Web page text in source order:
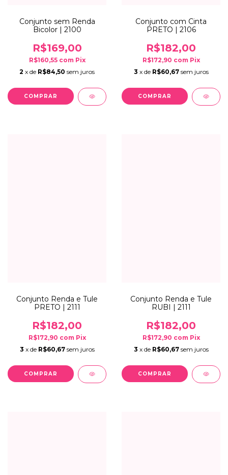
Conjunto sem Renda
Bicolor | 2100
R$169,00
R$160,55 com Pix
2 x de R$84,50 sem juros
COMPRAR
Conjunto com Cinta
PRETO | 2106
R$182,00
R$172,90 com Pix
3 x de R$60,67 sem juros
COMPRAR
Conjunto Renda e Tule
PRETO | 2111
R$182,00
R$172,90 com Pix
3 x de R$60,67 sem juros
COMPRAR
Conjunto Renda e Tule
RUBI | 2111
R$182,00
R$172,90 com Pix
3 x de R$60,67 sem juros
COMPRAR